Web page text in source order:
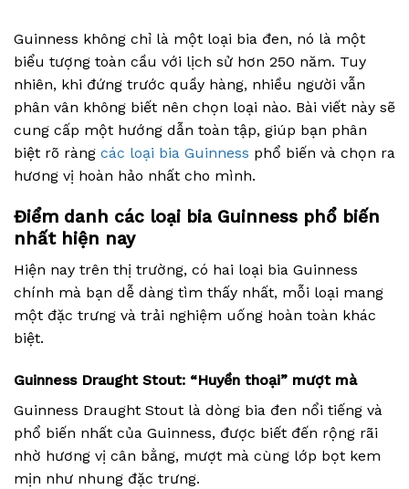
Guinness không chỉ là một loại bia đen, nó là một
biểu tượng toàn cầu với lịch sử hơn 250 năm. Tuy
nhiên, khi đứng trước quầy hàng, nhiều người vẫn
phân vân không biết nên chọn loại nào. Bài viết này sẽ
cung cấp một hướng dẫn toàn tập, giúp bạn phân
biệt rõ ràng các loại bia Guinness phổ biến và chọn ra
hương vị hoàn hảo nhất cho mình.
Điểm danh các loại bia Guinness phổ biến
nhất hiện nay
Hiện nay trên thị trường, có hai loại bia Guinness
chính mà bạn dễ dàng tìm thấy nhất, mỗi loại mang
một đặc trưng và trải nghiệm uống hoàn toàn khác
biệt.
Guinness Draught Stout: “Huyền thoại” mượt mà
Guinness Draught Stout là dòng bia đen nổi tiếng và
phổ biến nhất của Guinness, được biết đến rộng rãi
nhờ hương vị cân bằng, mượt mà cùng lớp bọt kem
mịn như nhung đặc trưng.